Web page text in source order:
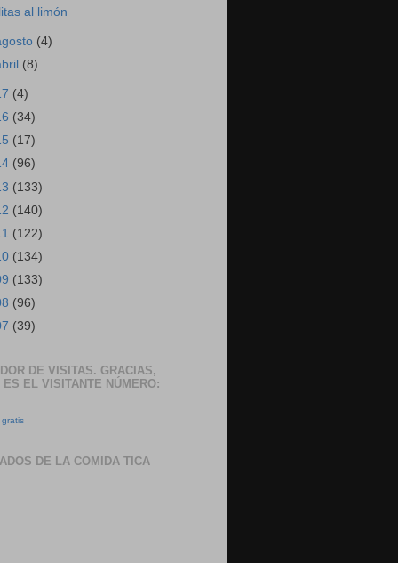
al limón
(4)
(8)
(4)
(34)
(17)
(96)
(133)
(140)
(122)
(134)
(133)
(96)
(39)
DE VISITAS. GRACIAS,
ES EL VISITANTE NÚMERO:
DE LA COMIDA TICA